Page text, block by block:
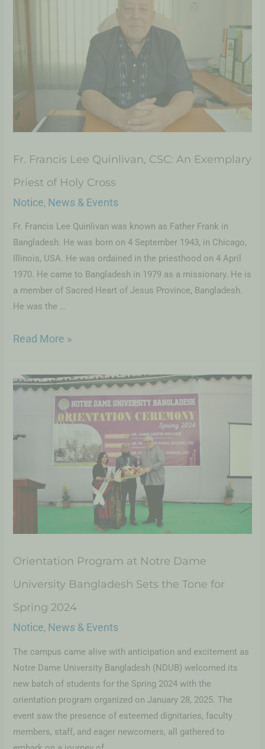
Fr. Francis Lee Quinlivan, CSC: An Exemplary
Priest of Holy Cross
Notice, News & Events
Fr. Francis Lee Quinlivan was known as Father Frank in
Bangladesh. He was born on 4 September 1943, in Chicago,
Illinois, USA. He was ordained in the priesthood on 4 April
1970. He came to Bangladesh in 1979 as a missionary. He is
a member of Sacred Heart of Jesus Province, Bangladesh.
He was the …
Read More »
Orientation Program at Notre Dame
University Bangladesh Sets the Tone for
Spring 2024
Notice, News & Events
The campus came alive with anticipation and excitement as
Notre Dame University Bangladesh (NDUB) welcomed its
new batch of students for the Spring 2024 with the
orientation program organized on January 28, 2025. The
event saw the presence of esteemed dignitaries, faculty
members, staff, and eager newcomers, all gathered to